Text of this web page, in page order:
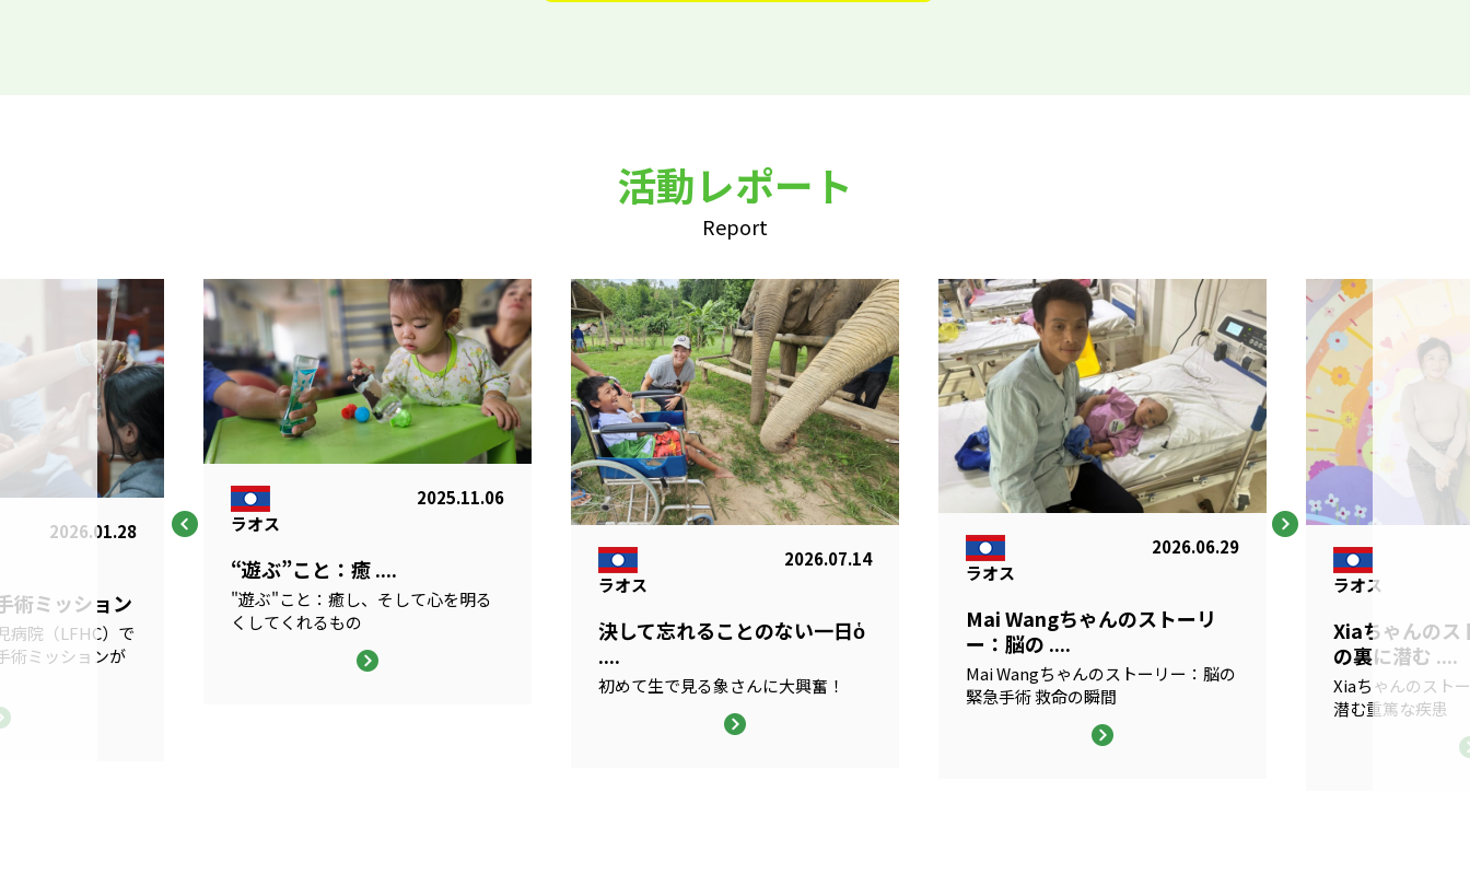
活動レポート
Report
2026.01.28
術ミッション
病院（LFHC）で
術ミッションが
ラオス
2025.11.06
“遊ぶ”こと：癒 ....
"遊ぶ"こと：癒し、そして心を明る
くしてくれるもの
ラオス
2026.07.14
決して忘れることのない一日ὁ
....
初めて生で見る象さんに大興奮！
ラオス
2026.06.29
Mai Wangちゃんのストーリ
ー：脳の ....
Mai Wangちゃんのストーリー：脳の
緊急手術 救命の瞬間
ラオス
Xiaちゃんのス
の裏に潜む ....
Xiaちゃんのスト
潜む重篤な疾患